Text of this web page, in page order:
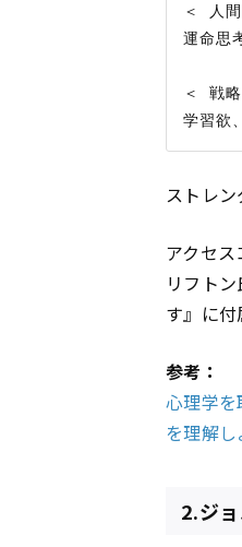
＜ 人
運命思
＜ 戦
ストレ
アクセ
リフト
す』に付
参考：
心理学
を理解
2.ジ